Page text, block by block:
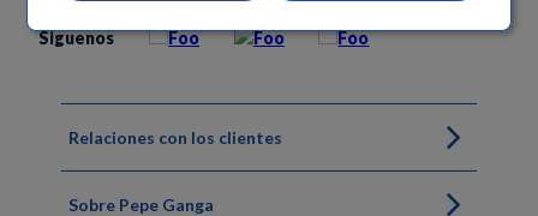
Siguenos
Relaciones con los clientes
Sobre Pepe Ganga